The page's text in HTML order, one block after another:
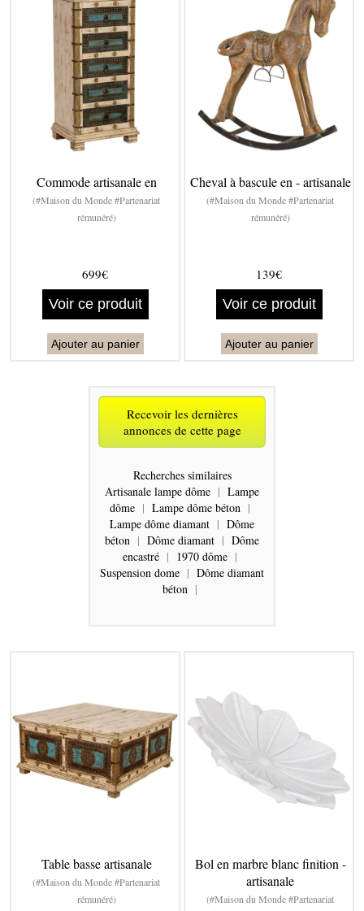
Commode artisanale en
(#Maison du Monde #Partenariat
rémunéré)
699€
Voir ce produit
Ajouter au panier
Cheval à bascule en - artisanale
(#Maison du Monde #Partenariat
rémunéré)
139€
Voir ce produit
Ajouter au panier
Recevoir les dernières
annonces de cette page
Recherches similaires
Artisanale lampe dôme | Lampe
dôme | Lampe dôme béton |
Lampe dôme diamant | Dôme
béton | Dôme diamant | Dôme
encastré | 1970 dôme |
Suspension dome | Dôme diamant
béton |
Table basse artisanale
(#Maison du Monde #Partenariat
rémunéré)
Bol en marbre blanc finition -
artisanale
(#Maison du Monde #Partenariat